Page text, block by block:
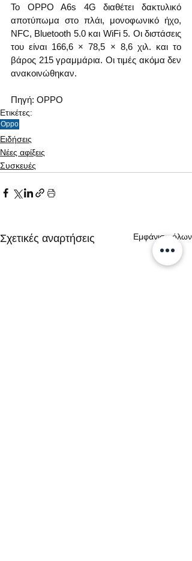
Το OPPO A6s 4G διαθέτει δακτυλικό
αποτύπωμα στο πλάι, μονοφωνικό ήχο,
NFC, Bluetooth 5.0 και WiFi 5. Οι διστάσεις
του είναι 166,6 × 78,5 × 8,6 χιλ. και το
βάρος 215 γραμμάρια. Οι τιμές ακόμα δεν
ανακοινώθηκαν.
Πηγή: OPPO
Ετικέτες:
Oppo
Ειδήσεις
Νέες αφίξεις
Συσκευές
Σχετικές αναρτήσεις Εμφάνιση όλων